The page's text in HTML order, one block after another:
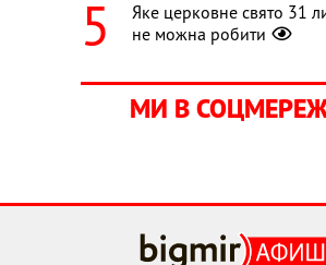
Яке церковне свято 31
не можна робити
МИ В